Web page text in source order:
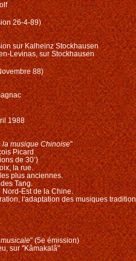
26-4-89)
sur Kalheinz Stockhausen
Levinas, sur Stockhausen
88)
1988
la musique Chinoise"
Picard
de 30’)
la rue.
plus anciennes.
Tang.
Est de la Chine.
l'adaptation des musiques
" (5e émission)
sur "Kâmakalâ"